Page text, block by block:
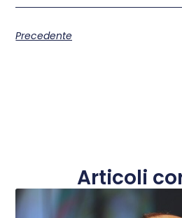
Precedente
Articoli